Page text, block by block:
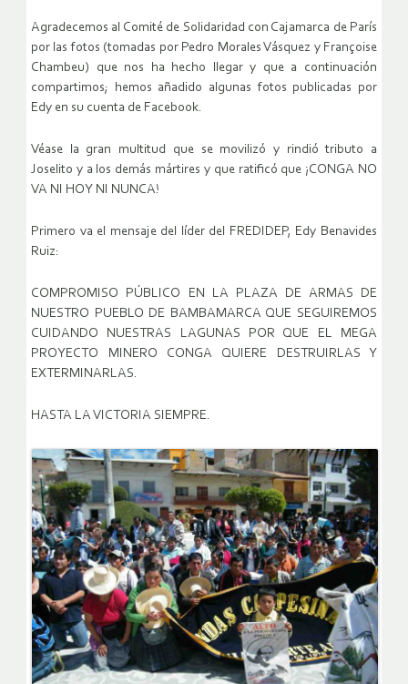
Agradecemos al Comité de Solidaridad con Cajamarca de París
por las fotos (tomadas por Pedro Morales Vásquez y Françoise
Chambeu) que nos ha hecho llegar y que a continuación
compartimos; hemos añadido algunas fotos publicadas por
Edy en su cuenta de Facebook.
Véase la gran multitud que se movilizó y rindió tributo a
Joselito y a los demás mártires y que ratificó que ¡CONGA NO
VA NI HOY NI NUNCA!
Primero va el mensaje del líder del FREDIDEP, Edy Benavides
Ruiz:
COMPROMISO PÚBLICO EN LA PLAZA DE ARMAS DE
NUESTRO PUEBLO DE BAMBAMARCA QUE SEGUIREMOS
CUIDANDO NUESTRAS LAGUNAS POR QUE EL MEGA
PROYECTO MINERO CONGA QUIERE DESTRUIRLAS Y
EXTERMINARLAS.
HASTA LA VICTORIA SIEMPRE.